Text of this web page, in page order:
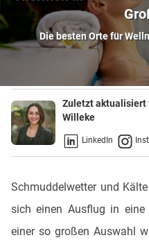
Die besten Orte für
Zuletzt aktualisiert
Willeke
LinkedIn
Schmuddelwetter und
sich einen Ausflug in
einer so großen Auswahl